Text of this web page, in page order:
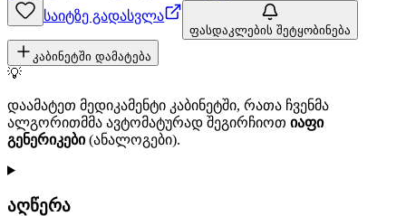
საიტზე გადასვლა
ფასდაკლების შეტყობინება
კაბინეტში დამატება
💡
დაამატეთ მედიკამენტი კაბინეტში, რათა ჩვენმა
ალგორითმმა ავტომატურად შეგირჩიოთ იაფი
გენერიკები(ანალოგები).
აღწერა